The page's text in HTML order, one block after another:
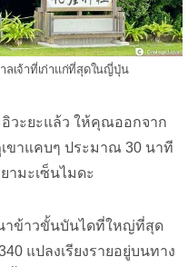
ลเจ้าที่เก่าแก่ที่สุดในญี่ปุ่น
อิวะยะแล้ว ให้คุณออกจาก
ขาแคบๆ ประมาณ 30 นาที
มะเซ็นไมดะ
าข้าวขั้นบันไดที่ใหญ่ที่สุด
แปลงเรียงรายอยู่บนทาง